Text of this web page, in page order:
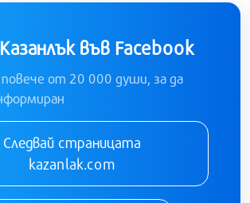
във Facebook
повече от 20 000 души, за да
Следвай страницата
kazanlak.com